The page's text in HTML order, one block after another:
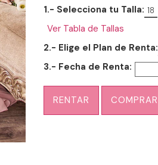
1.- Selecciona tu Talla: 18
Ver Tabla de Tallas
2.- Elige el Plan de Renta:
3.- Fecha de Renta:
RENTAR COMPRAR